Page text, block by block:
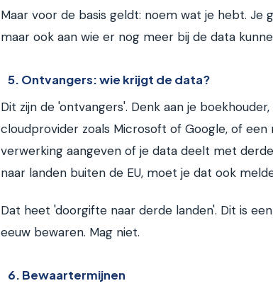
Maar voor de basis geldt: noem wat je hebt. Je
maar ook aan wie er nog meer bij de data
5. Ontvangers: wie krijgt de data?
Dit zijn de 'ontvangers'. Denk aan je
cloudprovider zoals Microsoft of Google, of
verwerking aangeven of je data deelt met
naar landen buiten de EU, moet je dat ook
Dat heet 'doorgifte naar derde landen'. Dit is
eeuw bewaren. Mag niet.
6. Bewaartermijnen